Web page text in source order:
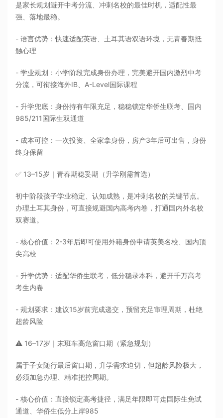
是家长规划避开中考分流、冲刺名校的最佳时机，适配性最
强、落地最稳。
- 语言优势：快速适配英语、土耳其语双语环境，无青春期抵
触心理
- 学业规划：小学阶段完成身份办理，完美避开国内激烈中考
分流，可衔接海外IB、A-Level国际课程
- 升学兜底：身份持有年限充足，稳稳锁定华侨生联考、国内
985/211国际生双通道
- 成本可控：一次投资、全家拿身份，房产3年后可出售，身份
终身保留
✅ 13–15岁｜青春期稳妥期（升学刚需首选）
初中阶段孩子学业稳定、认知成熟，是冲刺名校的关键节点。
办理土耳其身份，可直接规避国内高考内卷，打通国内外名校
双赛道。
- 核心价值：2-3年后即可使用外籍身份申请英美名校、国内顶
尖高校
- 升学优势：适配华侨生联考，低分稳录本科，避开千万高考
考生内卷
- 规划要求：建议15岁前完成递交，预留充足审理周期，杜绝
超龄风险
⚠️ 16–17岁｜末班车高危窗口期（紧急规划）
属于子女随行最后窗口期，升学需求迫切，但超龄风险极大，
必须加急办理、精准把控周期。
- 核心价值：直接锁定高考捷径，满足年限即可走国际生免试
通道、华侨生低分上岸985